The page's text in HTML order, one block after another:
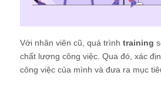
Với nhân viên cũ, quá trình training
chất lượng công việc. Qua đó, xác
công việc của mình và đưa ra mục